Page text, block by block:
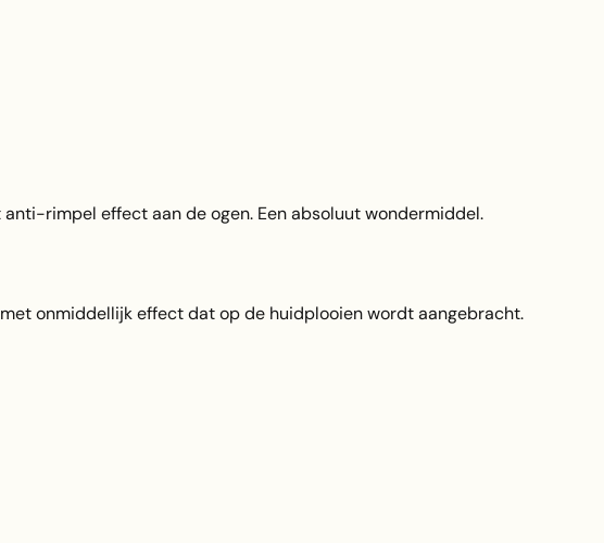
anti-rimpel effect aan de ogen. Een absoluut wondermiddel.
onmiddellijk effect dat op de huidplooien wordt aangebracht.